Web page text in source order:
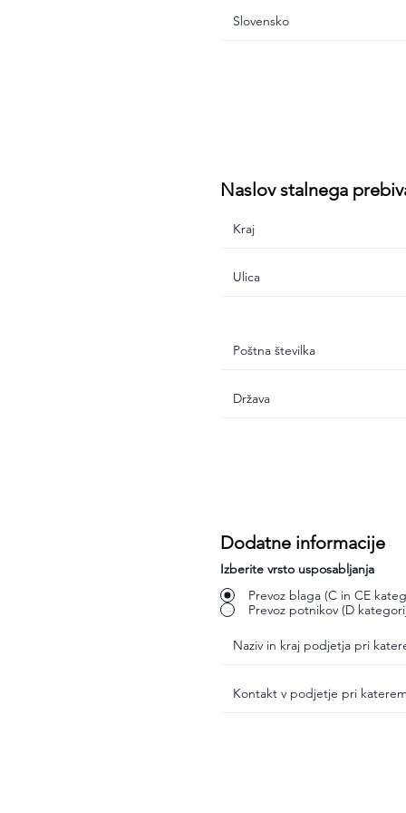
Naslov stalnega
Dodatne informacije
Izberite vrsto usposabljanja
Prevoz blaga (C in CE
Prevoz potnikov (D